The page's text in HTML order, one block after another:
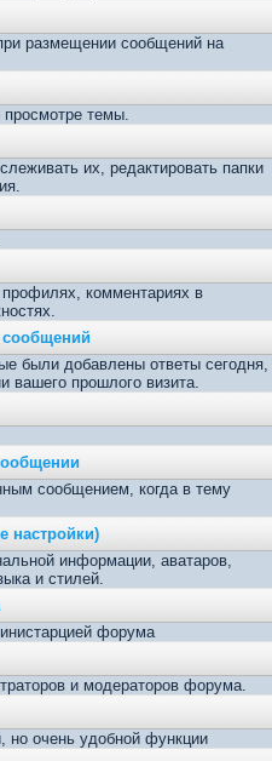
размещении сообщений на
темы.
их, редактировать папки
комментариях в
были добавлены ответы сегодня,
вашего прошлого визита.
сообщением, когда в тему
настройки)
информации, аватаров,
и стилей.
форума
и модераторов форума.
но очень удобной функции